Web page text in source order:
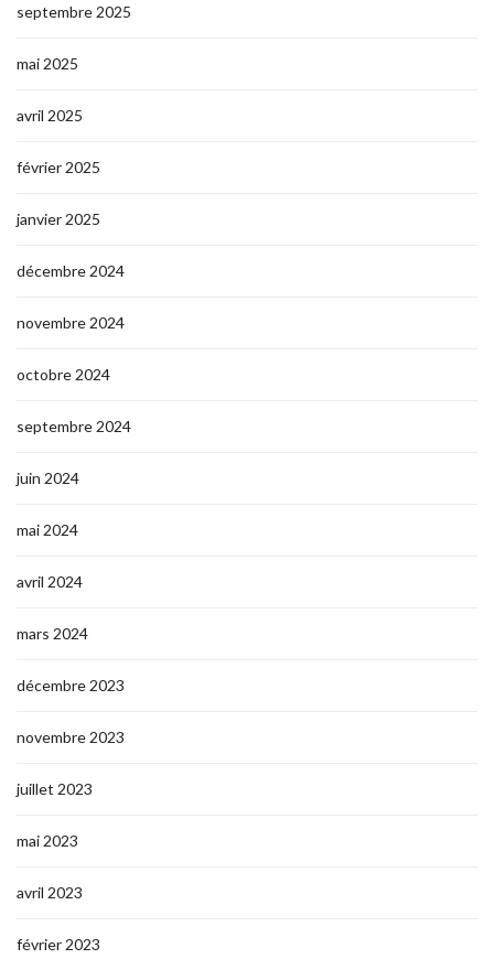
septembre 2025
mai 2025
avril 2025
février 2025
janvier 2025
décembre 2024
novembre 2024
octobre 2024
septembre 2024
juin 2024
mai 2024
avril 2024
mars 2024
décembre 2023
novembre 2023
juillet 2023
mai 2023
avril 2023
février 2023